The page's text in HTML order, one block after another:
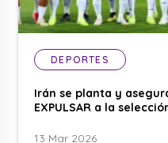
DEPORTES
Irán se planta y asegura
EXPULSAR a la
13 Mar 2026